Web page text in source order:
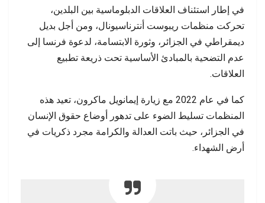
في إطار استئناف العلاقات الدبلوماسية بين البلدين،
تحركت منظمات ريبوست أنترناسيونال، ومن أجل بديل
ديمقراطي في الجزائر، وثورة الابتسامة، لدعوة فرنسا إلى
عدم التضحية بالمبادئ الأساسية تحت ذريعة تطبيع
العلاقات.
كما في عام 2022 مع زيارة إيمانويل ماكرون، تعيد هذه
المنظمات تسليط الضوء على تدهور أوضاع حقوق الإنسان
في الجزائر، حيث باتت العدالة والكرامة مجرد ذكريات في
أرض الشهداء.